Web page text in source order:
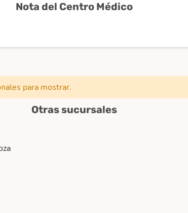
Nota del Centro Médico
para mostrar.
Otras sucursales